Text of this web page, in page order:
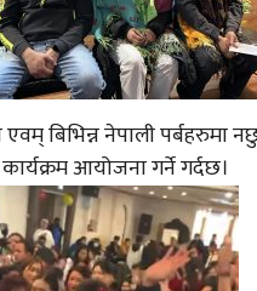
एवम् बिभिन्न नेपाली पर्बहरुमा
आयोजना गर्ने गर्दछ।